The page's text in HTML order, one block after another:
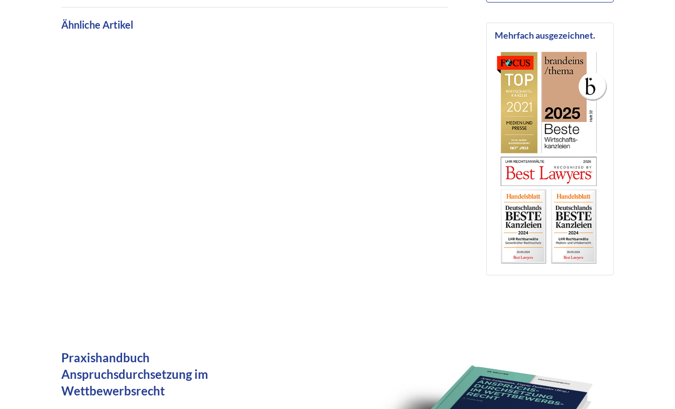
Ähnliche Artikel
Mehrfach ausgezeichnet.
Praxishandbuch
Anspruchsdurchsetzung im
Wettbewerbsrecht